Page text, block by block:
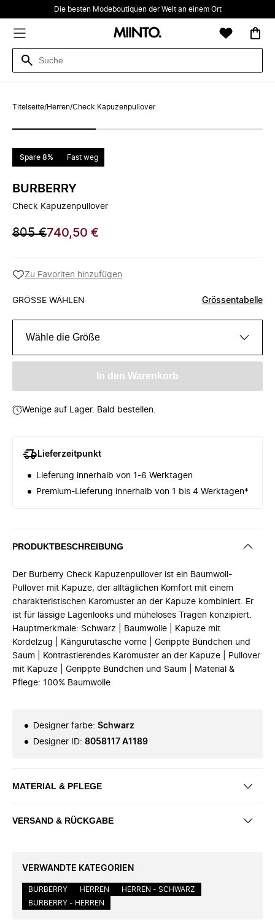
Die besten Modeboutiquen der Welt an einem Ort
Titelseite/Herren/Check Kapuzenpullover
Spare 8% Fast weg
BURBERRY
Check Kapuzenpullover
805 €740,50 €
Zu Favoriten hinzufügen
GRÖSSE WÄHLEN Grössentabelle
Wähle die Größe
In den Warenkorb
Wenige auf Lager. Bald bestellen.
Lieferzeitpunkt
Lieferung innerhalb von 1-6 Werktagen
Premium-Lieferung innerhalb von 1 bis 4 Werktagen*
PRODUKTBESCHREIBUNG
Der Burberry Check Kapuzenpullover ist ein Baumwoll-
Pullover mit Kapuze, der alltäglichen Komfort mit einem
charakteristischen Karomuster an der Kapuze kombiniert. Er
ist für lässige Lagenlooks und müheloses Tragen konzipiert.
Hauptmerkmale: Schwarz | Baumwolle | Kapuze mit
Kordelzug | Kängurutasche vorne | Gerippte Bündchen und
Saum | Kontrastierendes Karomuster an der Kapuze | Pullover
mit Kapuze | Gerippte Bündchen und Saum | Material &
Pflege: 100% Baumwolle
Designer farbe: Schwarz
Designer ID: 8058117 A1189
MATERIAL & PFLEGE
VERSAND & RÜCKGABE
VERWANDTE KATEGORIEN
BURBERRY HERREN
HERREN - SCHWARZ
BURBERRY - HERREN